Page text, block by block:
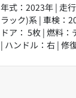
年式：2023年 | 走
ラック)系 | 車検：
ドア： 5枚 | 燃料
| ハンドル：右 | 修